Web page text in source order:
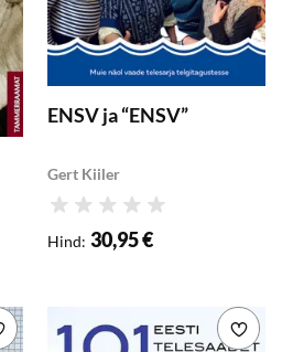
ENSV ja “ENSV”
Gert Kiiler
Hinnang
Hind: 30,95 €
Lisa soovikorvi